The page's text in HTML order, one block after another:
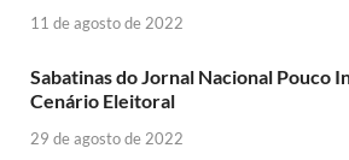
11 de agosto de 2022
Sabatinas do Jornal Nacional Pouco
Cenário Eleitoral
29 de agosto de 2022